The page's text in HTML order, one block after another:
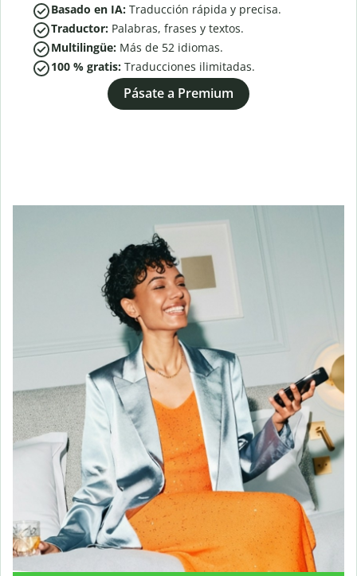
Basado en IA: Traducción rápida y precisa.
Traductor: Palabras, frases y textos.
Multilingüe: Más de 52 idiomas.
100 % gratis: Traducciones ilimitadas.
Pásate a Premium